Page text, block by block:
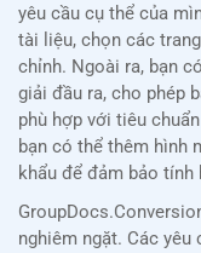
yêu cầu cụ thể của
tài liệu, chọn các
chỉnh. Ngoài ra, bạn
giải đầu ra, cho phép
phù hợp với tiêu
bạn có thể thêm hình
khẩu để đảm bảo
nghiêm ngặt. Các yêu